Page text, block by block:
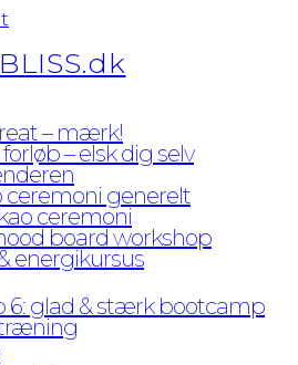
– mærk!
– elsk dig selv
ceremoni generelt
ceremoni
board workshop
energikursus
6: glad & stærk bootcamp